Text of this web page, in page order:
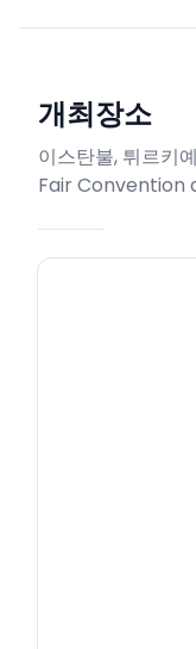
개최장소
이스탄불, 튀르키예
Fair Convention